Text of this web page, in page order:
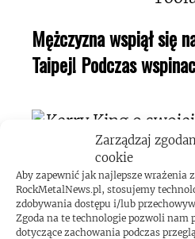
Zarządzaj
cookie
Aby zapewnić jak najlepsze wrażenia
RockMetalNews.pl, stosujemy
zdobywania dostępu i/lub
Zgoda na te technologie pozwoli nam
dotyczące zachowania podczas
Mężczyzna wspiął się
Taipej! Podczas
Kerry King o swojej
pinball!